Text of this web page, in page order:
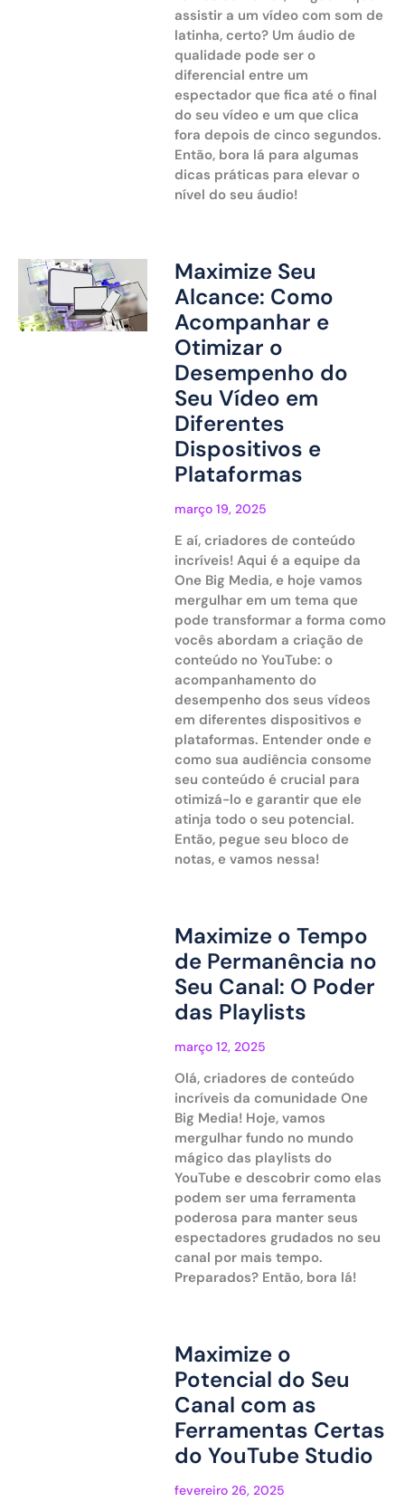
assistir a um vídeo com som de
latinha, certo? Um áudio de
qualidade pode ser o
diferencial entre um
espectador que fica até o final
do seu vídeo e um que clica
fora depois de cinco segundos.
Então, bora lá para algumas
dicas práticas para elevar o
nível do seu áudio!
Maximize Seu
Alcance: Como
Acompanhar e
Otimizar o
Desempenho do
Seu Vídeo em
Diferentes
Dispositivos e
Plataformas
março 19, 2025
E aí, criadores de conteúdo
incríveis! Aqui é a equipe da
One Big Media, e hoje vamos
mergulhar em um tema que
pode transformar a forma como
vocês abordam a criação de
conteúdo no YouTube: o
acompanhamento do
desempenho dos seus vídeos
em diferentes dispositivos e
plataformas. Entender onde e
como sua audiência consome
seu conteúdo é crucial para
otimizá-lo e garantir que ele
atinja todo o seu potencial.
Então, pegue seu bloco de
notas, e vamos nessa!
Maximize o Tempo
de Permanência no
Seu Canal: O Poder
das Playlists
março 12, 2025
Olá, criadores de conteúdo
incríveis da comunidade One
Big Media! Hoje, vamos
mergulhar fundo no mundo
mágico das playlists do
YouTube e descobrir como elas
podem ser uma ferramenta
poderosa para manter seus
espectadores grudados no seu
canal por mais tempo.
Preparados? Então, bora lá!
Maximize o
Potencial do Seu
Canal com as
Ferramentas Certas
do YouTube Studio
fevereiro 26, 2025